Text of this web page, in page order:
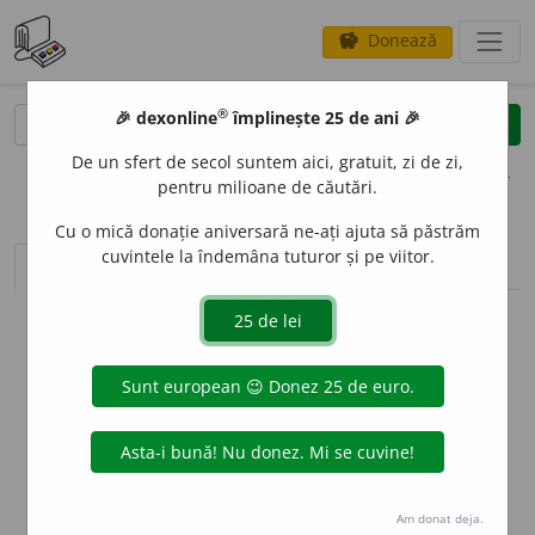
savings Donează
clear
opțiuni
sinteza definițiilor (1) definiții (17) declinări
info
Aceste definiții sunt compilate de
echipa dexonline. Definițiile
originale se află pe filadefiniții.
preferințe
🎉 dexonline® împlinește 25 de ani 🎉
De un sfert de secol suntem aici, gratuit, zi de zi,
pentru milioane de căutări.
Cu o mică donație aniversară ne-ați ajuta să păstrăm
cuvintele la îndemâna tuturor și pe viitor.
Am donat deja.